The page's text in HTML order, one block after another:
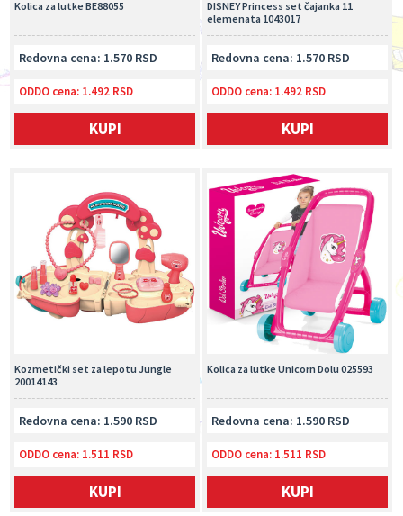
DISNEY Princess set čajanka 11
elemenata 1043017
Redovna cena: 1.570 RSD
ODDO cena: 1.492 RSD
KUPI
Kolica za lutke BE88055
Redovna cena: 1.570 RSD
ODDO cena: 1.492 RSD
KUPI
Kolica za lutke Unicorn Dolu 025593
Redovna cena: 1.590 RSD
ODDO cena: 1.511 RSD
KUPI
Kozmetički set za lepotu Jungle
20014143
Redovna cena: 1.590 RSD
ODDO cena: 1.511 RSD
KUPI